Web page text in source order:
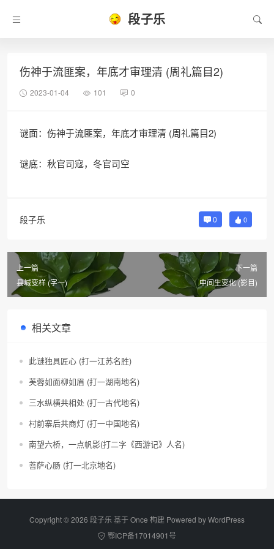
段子乐
伤神于流匪案，年底才审理清 (周礼篇目2)
2023-01-04 101 0
谜面：伤神于流匪案，年底才审理清 (周礼篇目2)
谜底：秋官司寇，冬官司空
段子乐 0 0
上一篇
县城变样 (字一)
下一篇
中间生变化 (影目)
相关文章
此谜独具匠心 (打一江苏名胜)
芙蓉如面柳如眉 (打一湖南地名)
三水纵横共相处 (打一古代地名)
村前寨后共商灯 (打一中国地名)
南望六桥，一点帆影(打二字《西游记》人名)
菩萨心肠 (打一北京地名)
Copyright © 2026 段子乐 基于 Once 构建 Powered byWordPress
鄂ICP备17014901号